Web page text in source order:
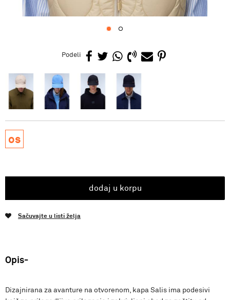
Podeli
os
dodaj u korpu
Sačuvajte u listi želja
Opis
Dizajnirana za avanture na otvorenom, kapa Salis ima podesivi